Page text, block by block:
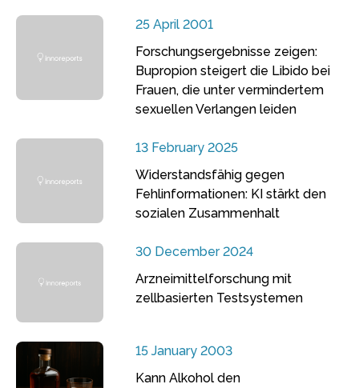
25 April 2001
Forschungsergebnisse zeigen:
Bupropion steigert die Libido bei
Frauen, die unter vermindertem
sexuellen Verlangen leiden
13 February 2025
Widerstandsfähig gegen
Fehlinformationen: KI stärkt den
sozialen Zusammenhalt
30 December 2024
Arzneimittelforschung mit
zellbasierten Testsystemen
15 January 2003
Kann Alkohol den